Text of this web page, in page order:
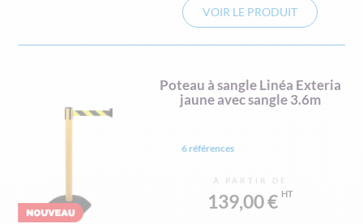
VOIR LE PRODUIT
Poteau à sangle Linéa Exteria
jaune avec sangle 3.6m
6 références
À PARTIR DE
139,00 €